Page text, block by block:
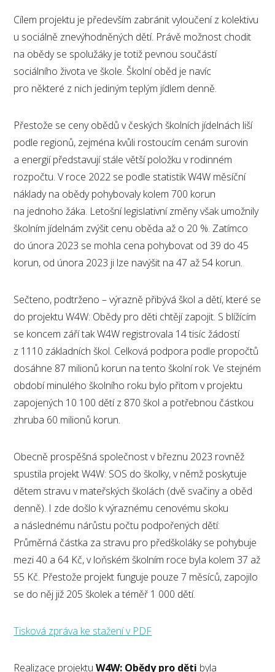
Cílem projektu je především zabránit vyloučení z kolektivu
u sociálně znevýhodněných dětí. Právě možnost chodit
na obědy se spolužáky je totiž pevnou součástí
sociálního života ve škole. Školní oběd je navíc
pro některé z nich jediným teplým jídlem denně.
Přestože se ceny obědů v českých školních jídelnách liší
podle regionů, zejména kvůli rostoucím cenám surovin
a energií představují stále větší položku v rodinném
rozpočtu. V roce 2022 se podle statistik W4W měsíční
náklady na obědy pohybovaly kolem 700 korun
na jednoho žáka. Letošní legislativní změny však umožnily
školním jídelnám zvýšit cenu oběda až o 20 %. Zatímco
do února 2023 se mohla cena pohybovat od 39 do 45
korun, od února 2023 ji lze navýšit na 47 až 54 korun.
Sečteno, podtrženo – výrazně přibývá škol a dětí, které se
do projektu W4W: Obědy pro děti chtějí zapojit. S blížícím
se koncem září tak W4W registrovala 14 tisíc žádostí
z 1110 základních škol. Celková podpora podle propočtů
dosáhne 87 milionů korun na tento školní rok. Ve stejném
období minulého školního roku bylo přitom v projektu
zapojených 10 100 dětí z 870 škol a potřebnou částkou
zhruba 60 milionů korun.
Obecně prospěšná společnost v březnu 2023 rovněž
spustila projekt W4W: SOS do školky, v němž poskytuje
dětem stravu v mateřských školách (dvě svačiny a oběd
denně). I zde došlo k výraznému cenovému skoku
a následnému nárůstu počtu podpořených dětí:
Průměrná částka za stravu pro předškoláky se pohybuje
mezi 40 a 64 Kč, v loňském školním roce byla kolem 37 až
55 Kč. Přestože projekt funguje pouze 7 měsíců, zapojilo
se do něj již 205 školek a téměř 1 000 dětí.
Tisková zpráva ke stažení v PDF
Realizace projektuW4W: Obědy pro děti byla